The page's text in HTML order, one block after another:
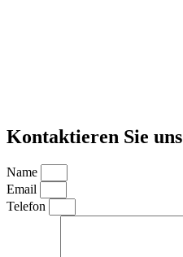
Kontaktieren Sie uns
Name
Email
Telefon